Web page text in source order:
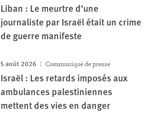
Liban : Le meurtre d’une
journaliste par Israël était un crime
de guerre manifeste
5 août 2026 Communiqué de presse
Israël : Les retards imposés aux
ambulances palestiniennes
mettent des vies en danger